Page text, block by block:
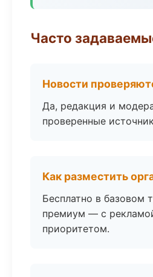
Часто
Новости
Да, редакция и
проверенные
Как разместить
Бесплатно в базовом
премиум — с
приоритетом.